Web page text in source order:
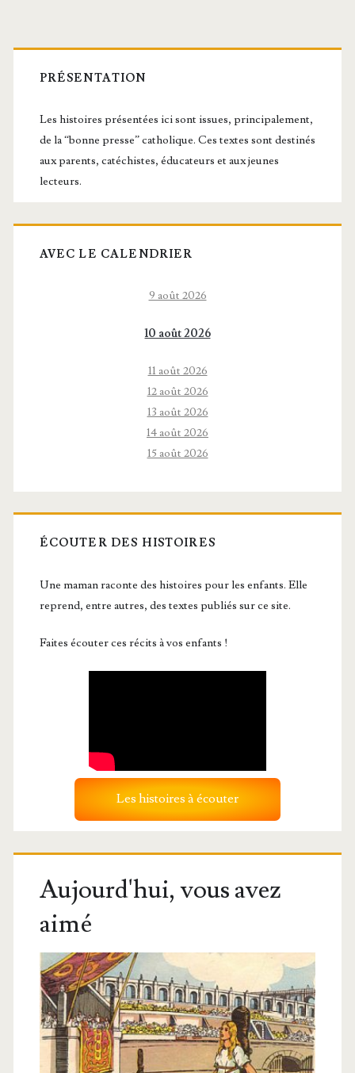
Barre
latérale
principale
PRÉSENTATION
Les histoires présentées ici sont issues, principalement,
de la “bonne presse” catholique. Ces textes sont destinés
aux parents, catéchistes, éducateurs et aux jeunes
lecteurs.
AVEC LE CALENDRIER
9 août 2026
10 août 2026
11 août 2026
12 août 2026
13 août 2026
14 août 2026
15 août 2026
ÉCOUTER DES HISTOIRES
Une maman raconte des histoires pour les enfants. Elle
reprend, entre autres, des textes publiés sur ce site.
Faites écouter ces récits à vos enfants !
Les histoires à écouter
Aujourd'hui, vous avez
aimé